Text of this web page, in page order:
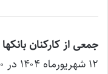
جمعی از کارکنان بانکها
۱۲ شهریور‌ماه ۱۴۰۴ در ۴:۵۰ ب.ظ